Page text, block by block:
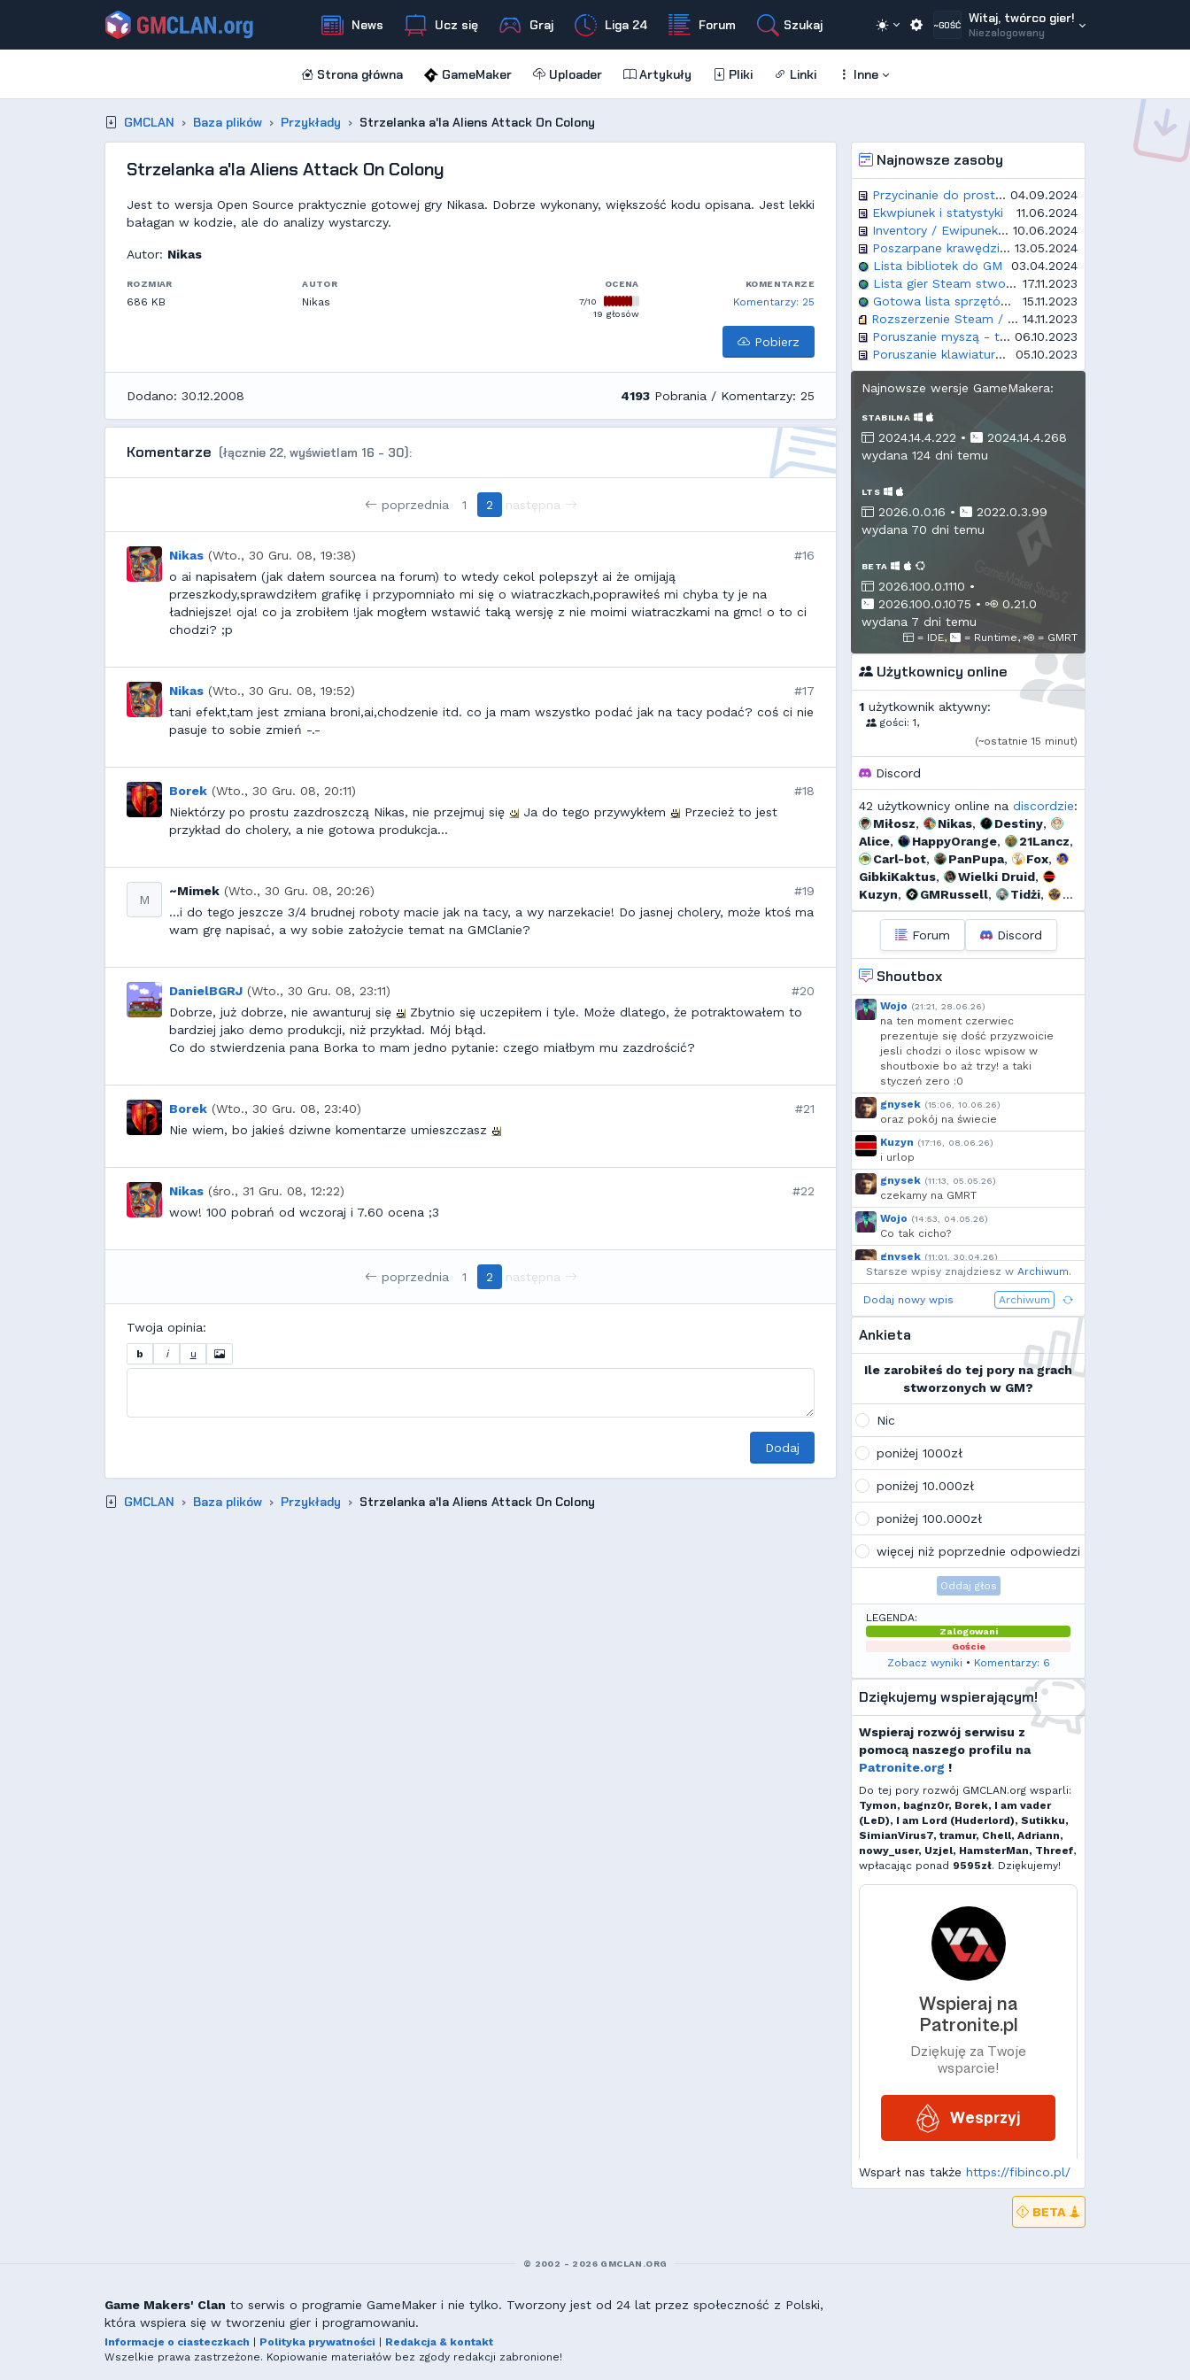
~GOŚĆ Witaj, twórco gier!
Niezalogowany
News Ucz się Graj Liga 24 Forum Szukaj
Strona główna GameMaker Uploader Artykuły Pliki Linki Inne
GMCLAN Baza plików Przykłady Strzelanka a'la Aliens Attack On Colony
Strzelanka a'la Aliens Attack On Colony
Jest to wersja Open Source praktycznie gotowej gry Nikasa. Dobrze wykonany, większość kodu opisana. Jest lekki
bałagan w kodzie, ale do analizy wystarczy.
Autor: Nikas
ROZMIAR
686 KB
AUTOR
Nikas
OCENA
7/10
19 głosów
KOMENTARZE
Komentarzy: 25
Pobierz
Dodano: 30.12.2008 4193 Pobrania / Komentarzy: 25
Komentarze (łącznie 22, wyświetlam 16 - 30):
poprzednia 1 2 następna
Nikas (Wto., 30 Gru. 08, 19:38)
#16
o ai napisałem (jak dałem sourcea na forum) to wtedy cekol polepszył ai że omijają
przeszkody,sprawdziłem grafikę i przypomniało mi się o wiatraczkach,poprawiłeś mi chyba ty je na
ładniejsze! oja! co ja zrobiłem !jak mogłem wstawić taką wersję z nie moimi wiatraczkami na gmc! o to ci
chodzi? ;p
Nikas (Wto., 30 Gru. 08, 19:52)
#17
tani efekt,tam jest zmiana broni,ai,chodzenie itd. co ja mam wszystko podać jak na tacy podać? coś ci nie
pasuje to sobie zmień -.-
Borek (Wto., 30 Gru. 08, 20:11)
#18
Niektórzy po prostu zazdroszczą Nikas, nie przejmuj się
Ja do tego przywykłem
Przecież to jest
przykład do cholery, a nie gotowa produkcja...
M
~Mimek (Wto., 30 Gru. 08, 20:26)
#19
...i do tego jeszcze 3/4 brudnej roboty macie jak na tacy, a wy narzekacie! Do jasnej cholery, może ktoś ma
wam grę napisać, a wy sobie założycie temat na GMClanie?
DanielBGRJ (Wto., 30 Gru. 08, 23:11)
#20
Dobrze, już dobrze, nie awanturuj się
Zbytnio się uczepiłem i tyle. Może dlatego, że potraktowałem to
bardziej jako demo produkcji, niż przykład. Mój błąd.
Co do stwierdzenia pana Borka to mam jedno pytanie: czego miałbym mu zazdrościć?
Borek (Wto., 30 Gru. 08, 23:40)
#21
Nie wiem, bo jakieś dziwne komentarze umieszczasz
Nikas (śro., 31 Gru. 08, 12:22)
#22
wow! 100 pobrań od wczoraj i 7.60 ocena ;3
poprzednia 1 2 następna
Twoja opinia:
b i u
Dodaj
GMCLAN Baza plików Przykłady Strzelanka a'la Aliens Attack On Colony
Najnowsze zasoby
Przycinanie do prostokątnego obszaru
04.09.2024
Ekwpiunek i statystyki
11.06.2024
Inventory / Ewipunek / Plecak - proste rozwiązanie
10.06.2024
Poszarpane krawędzie w Opera GX
13.05.2024
Lista bibliotek do GM
03.04.2024
Lista gier Steam stworzonych w GameMakerze
17.11.2023
Gotowa lista sprzętów i rozdzielczości dla GM
15.11.2023
Rozszerzenie Steam / Steamworks
14.11.2023
Poruszanie myszą - top down
06.10.2023
Poruszanie klawiaturą - top down
05.10.2023
Najnowsze wersje GameMakera:
STABILNA
2024.14.4.222 •
2024.14.4.268
wydana 124 dni temu
LTS
2026.0.0.16 •
2022.0.3.99
wydana 70 dni temu
BETA
2026.100.0.1110 •
2026.100.0.1075 •
0.21.0
wydana 7 dni temu
= IDE, = Runtime, = GMRT
Użytkownicy online
1 użytkownik aktywny:
gości: 1,
(~ostatnie 15 minut)
Discord
42 użytkownicy online na discordzie:
Miłosz, Nikas, Destiny,
Alice, HappyOrange, 21Lancz,
Carl-bot, PanPupa, Fox,
GibkiKaktus, Wielki Druid,
Kuzyn, GMRussell, Tidżi,
fervi, 𝕳𝖚𝖌𝖔 𝕲𝖔𝖓𝖝𝖆𝖑𝖊𝖝, Kalor,
Threef, RogerDodg3r Uzjel
s..., Pako, Dyno,
szmalu, Korodzik
Ulti, Kandif Skovv
bagno, Arrekin, Mtax
, szynka, Cebul, Borek
moeglich, Add92, Shockah
Forum Discord
Shoutbox
Wojo (21:21, 28.06.26)
na ten moment czerwiec
prezentuje się dość przyzwoicie
jesli chodzi o ilosc wpisow w
shoutboxie bo aż trzy! a taki
styczeń zero :0
gnysek (15:06, 10.06.26)
oraz pokój na świecie
Kuzyn (17:16, 08.06.26)
i urlop
gnysek (11:13, 05.05.26)
czekamy na GMRT
Wojo (14:53, 04.05.26)
Co tak cicho?
gnysek (11:01, 30.04.26)
Grill panie, grill.
Wojo
(14:18, 29.04.26)
Jak planujecie spędzić najbliższą
Ja zainstalowałem sobie Linux mint
na swoim laptopie
Wojo
Tak, po zmianach gmclan przeżywa
wskazują, że ten rok będzie rokiem
Linuxa, rokiem odejścia od
discorda na rzecz forów
internetowych
K Kamilek
Ale klimat tu znowu wrócić!
Starsze wpisy znajdziesz w Archiwum.
Dodaj nowy wpis Archiwum
Ankieta
Ile zarobiłeś do tej pory na grach
stworzonych w GM?
Nic
poniżej 1000zł
poniżej 10.000zł
poniżej 100.000zł
więcej niż poprzednie odpowiedzi
Oddaj głos
LEGENDA:
Zalogowani
Goście
Zobacz wyniki • Komentarzy: 6
Dziękujemy wspierającym!
Wspieraj rozwój serwisu z
pomocą naszego profilu na
Patronite.org !
Do tej pory rozwój GMCLAN.org wsparli:
Tymon, bagnz0r, Borek, I am vader
(LeD), I am Lord (Huderlord), Sutikku,
SimianVirus7, tramur, Chell, Adriann,
nowy_user, Uzjel, HamsterMan, Threef,
wpłacając ponad 9595zł. Dziękujemy!
Wsparł nas także https://fibinco.pl/
BETA
© 2002 - 2026 GMCLAN.ORG
Game Makers' Clan to serwis o programie GameMaker i nie tylko. Tworzony jest od 24 lat przez społeczność z Polski,
która wspiera się w tworzeniu gier i programowaniu.
Informacje o ciasteczkach Polityka prywatności
Redakcja & kontakt
Wszelkie prawa zastrzeżone. Kopiowanie materiałów bez zgody redakcji zabronione!